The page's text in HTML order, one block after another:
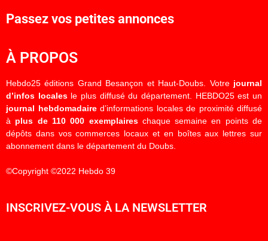
Passez vos petites annonces
À PROPOS
Hebdo25 éditions Grand Besançon et Haut-Doubs. Votre journal
d’infos localesle plus diffusé du département. HEBDO25 est un
journal hebdomadaired’informations locales de proximité diffusé
à plus de 110 000 exemplaireschaque semaine en points de
dépôts dans vos commerces locaux et en boîtes aux lettres sur
abonnement dans le département du Doubs.
©Copyright ©2022 Hebdo 39
INSCRIVEZ-VOUS À LA NEWSLETTER